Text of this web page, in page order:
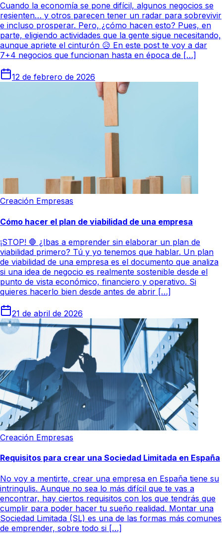
Cuando la economía se pone difícil, algunos negocios se
resienten… y otros parecen tener un radar para sobrevivir
e incluso prosperar. Pero, ¿cómo hacen esto? Pues, en
parte, eligiendo actividades que la gente sigue necesitando,
aunque apriete el cinturón 😥 En este post te voy a dar
7+4 negocios que funcionan hasta en época de […]
12 de febrero de 2026
Creación Empresas
Cómo hacer el plan de viabilidad de una empresa
¡STOP! 🛑 ¿Ibas a emprender sin elaborar un plan de
viabilidad primero? Tú y yo tenemos que hablar. Un plan
de viabilidad de una empresa es el documento que analiza
si una idea de negocio es realmente sostenible desde el
punto de vista económico, financiero y operativo. Si
quieres hacerlo bien desde antes de abrir […]
21 de abril de 2026
Creación Empresas
Requisitos para crear una Sociedad Limitada en España
No voy a mentirte, crear una empresa en España tiene su
intringulis. Aunque no sea lo más difícil que te vas a
encontrar, hay ciertos requisitos con los que tendrás que
cumplir para poder hacer tu sueño realidad. Montar una
Sociedad Limitada (SL) es una de las formas más comunes
de emprender, sobre todo si […]